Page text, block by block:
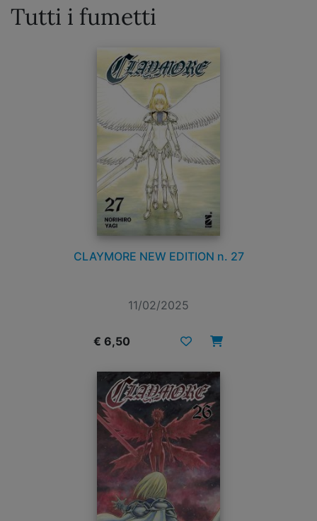
Tutti i fumetti
CLAYMORE NEW EDITION n. 27
11/02/2025
€ 6,50